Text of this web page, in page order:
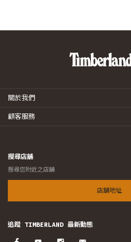
關於我們
顧客服務
搜尋店舖
搜尋您附近之店舖
店舖地址
追蹤 TIMBERLAND 最新動態